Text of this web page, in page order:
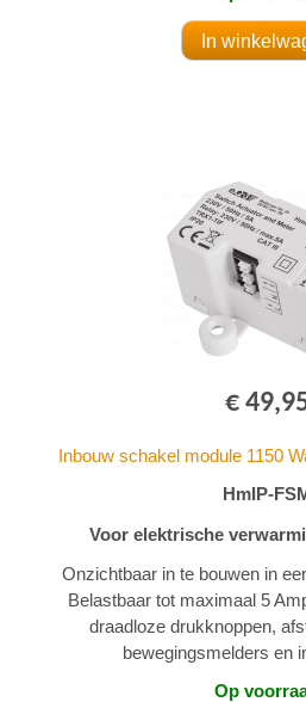
€
Inbouw schakel module 1150
HmIP-
Voor elektrische
Onzichtbaar in te bouwen in
Belastbaar tot maximaal 5
draadloze drukknoppen,
bewegingsmelders en
Op